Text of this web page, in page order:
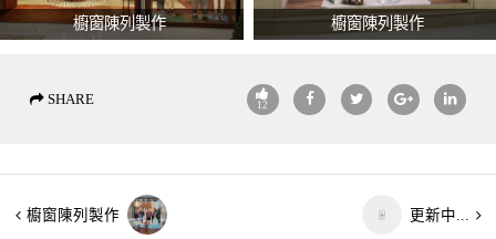
櫥窗陳列製作 櫥窗陳列製作
SHARE 12
櫥窗陳列製作 更新中...